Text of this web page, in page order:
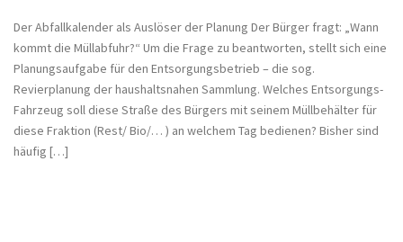
Der Abfallkalender als Auslöser der Planung Der Bürger fragt: „Wann
kommt die Müllabfuhr?“ Um die Frage zu beantworten, stellt sich eine
Planungsaufgabe für den Entsorgungsbetrieb – die sog.
Revierplanung der haushaltsnahen Sammlung. Welches Entsorgungs-
Fahrzeug soll diese Straße des Bürgers mit seinem Müllbehälter für
diese Fraktion (Rest/ Bio/… ) an welchem Tag bedienen? Bisher sind
häufig […]